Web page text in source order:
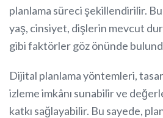
planlama süreci şekillendirilir.
yaş, cinsiyet, dişlerin mevcut
gibi faktörler göz önünde
Dijital planlama yöntemleri,
izleme imkânı sunabilir ve
katkı sağlayabilir. Bu sayede,